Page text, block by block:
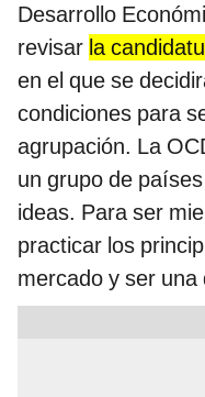
Desarrollo
revisar la
en el que se
condiciones para
agrupación. La
un grupo de
ideas. Para ser
practicar los
mercado y ser